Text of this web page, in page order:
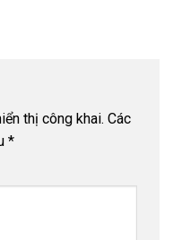
thị công khai. Các
*